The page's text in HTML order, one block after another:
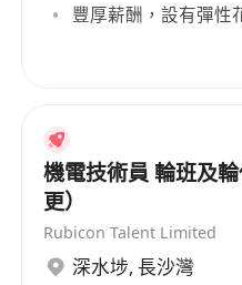
豐厚薪酬，設有彈性
機電技術員 輪班及
更）
Rubicon Talent Limited
深水埗, 長沙灣